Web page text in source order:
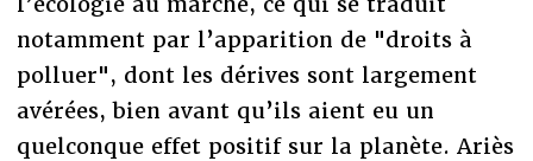
notamment par l’apparition de "droits à
polluer", dont les dérives sont largement
avérées, bien avant qu’ils aient eu un
quelconque effet positif sur la planète. Ariès